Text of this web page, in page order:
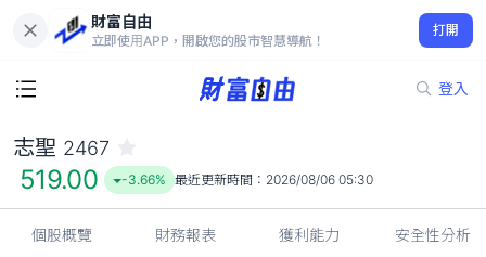
財富自由
立即使用APP，開啟您的股市智慧導航！
打開
登入
519.00
-3.66%
志聖 2467
519.00 -3.66% 最近更新時間： 2026/08/06 05:30
個股概覽 財務報表 獲利能力 安全性分析